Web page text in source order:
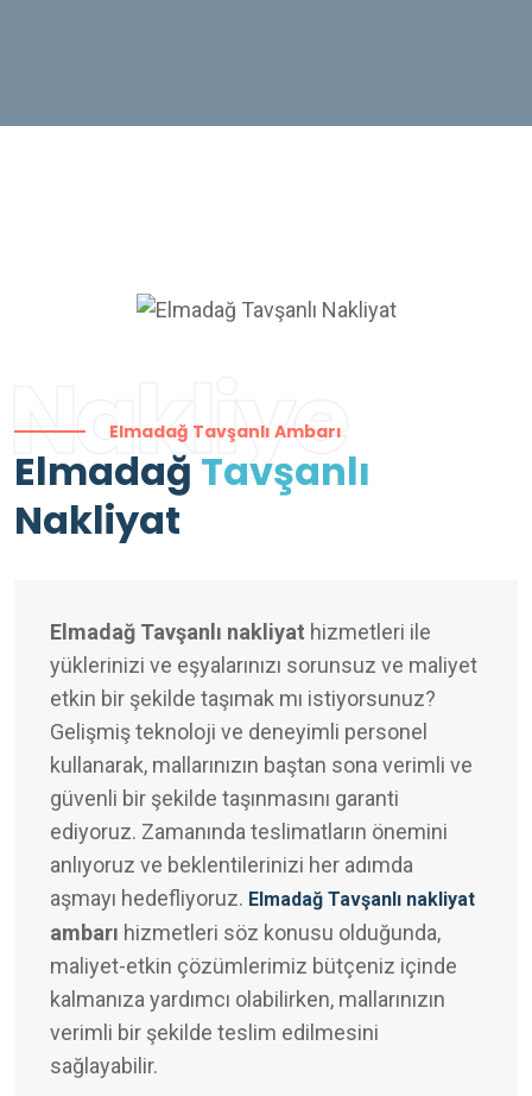
Nakliye
Elmadağ Tavşanlı Ambarı
Elmadağ Tavşanlı
Nakliyat
Elmadağ Tavşanlı nakliyat hizmetleri ile
yüklerinizi ve eşyalarınızı sorunsuz ve maliyet
etkin bir şekilde taşımak mı istiyorsunuz?
Gelişmiş teknoloji ve deneyimli personel
kullanarak, mallarınızın baştan sona verimli ve
güvenli bir şekilde taşınmasını garanti
ediyoruz. Zamanında teslimatların önemini
anlıyoruz ve beklentilerinizi her adımda
aşmayı hedefliyoruz. Elmadağ Tavşanlı nakliyat
ambarı hizmetleri söz konusu olduğunda,
maliyet-etkin çözümlerimiz bütçeniz içinde
kalmanıza yardımcı olabilirken, mallarınızın
verimli bir şekilde teslim edilmesini
sağlayabilir.